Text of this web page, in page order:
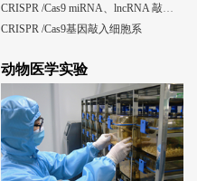
CRISPR /Cas9基因敲入细胞系
动物医学实验